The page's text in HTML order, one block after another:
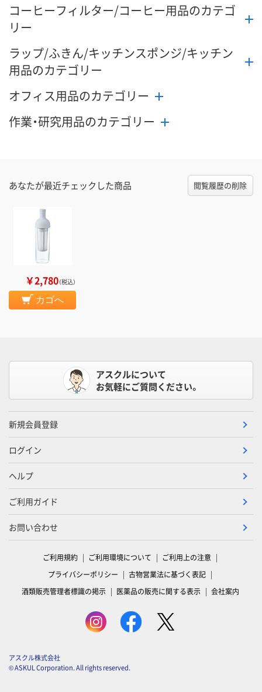
コーヒーフィルター/コーヒー用品のカテゴ
リー
ラップ/ふきん/キッチンスポンジ/キッチン
用品のカテゴリー
オフィス用品のカテゴリー
作業・研究用品のカテゴリー
あなたが最近チェックした商品 閲覧履歴の削除
￥2,780（税込）
カゴへ
アスクルについて
お気軽にご質問ください。
新規会員登録
ログイン
ヘルプ
ご利用ガイド
お問い合わせ
ご利用規約 ご利用環境について
ご利用上の注意
プライバシーポリシー
古物営業法に基づく表記
酒類販売管理者標識の掲示
医薬品の販売に関する表示 会社案内
アスクル株式会社
© ASKUL Corporation. All rights reserved.